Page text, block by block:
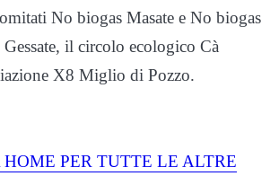
No biogas Masate e No biogas
il circolo ecologico Cà
X8 Miglio di Pozzo.
PER TUTTE LE ALTRE